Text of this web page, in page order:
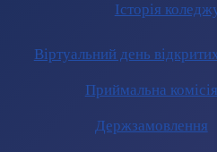
Історія
Віртуальний день
Приймальна комісія
Держзамовлення